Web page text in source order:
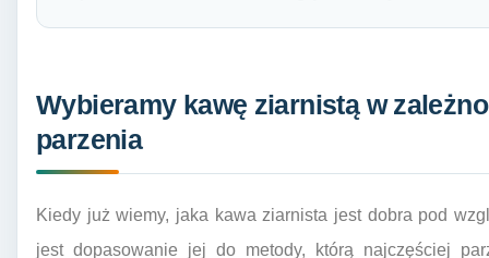
Wybieramy kawę ziarnistą w
parzenia
Kiedy już wiemy, jaka kawa ziarnista jest dobra pod
jest dopasowanie jej do metody, którą najczęściej